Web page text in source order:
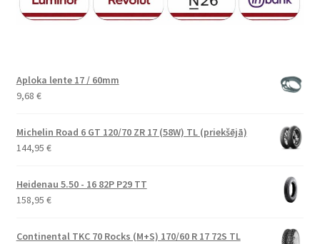
Aploka lente 17 / 60mm
9,68 €
Michelin Road 6 GT 120/70 ZR 17 (58W) TL (priekšējā)
144,95 €
Heidenau 5.50 - 16 82P P29 TT
158,95 €
Continental TKC 70 Rocks (M+S) 170/60 R 17 72S TL